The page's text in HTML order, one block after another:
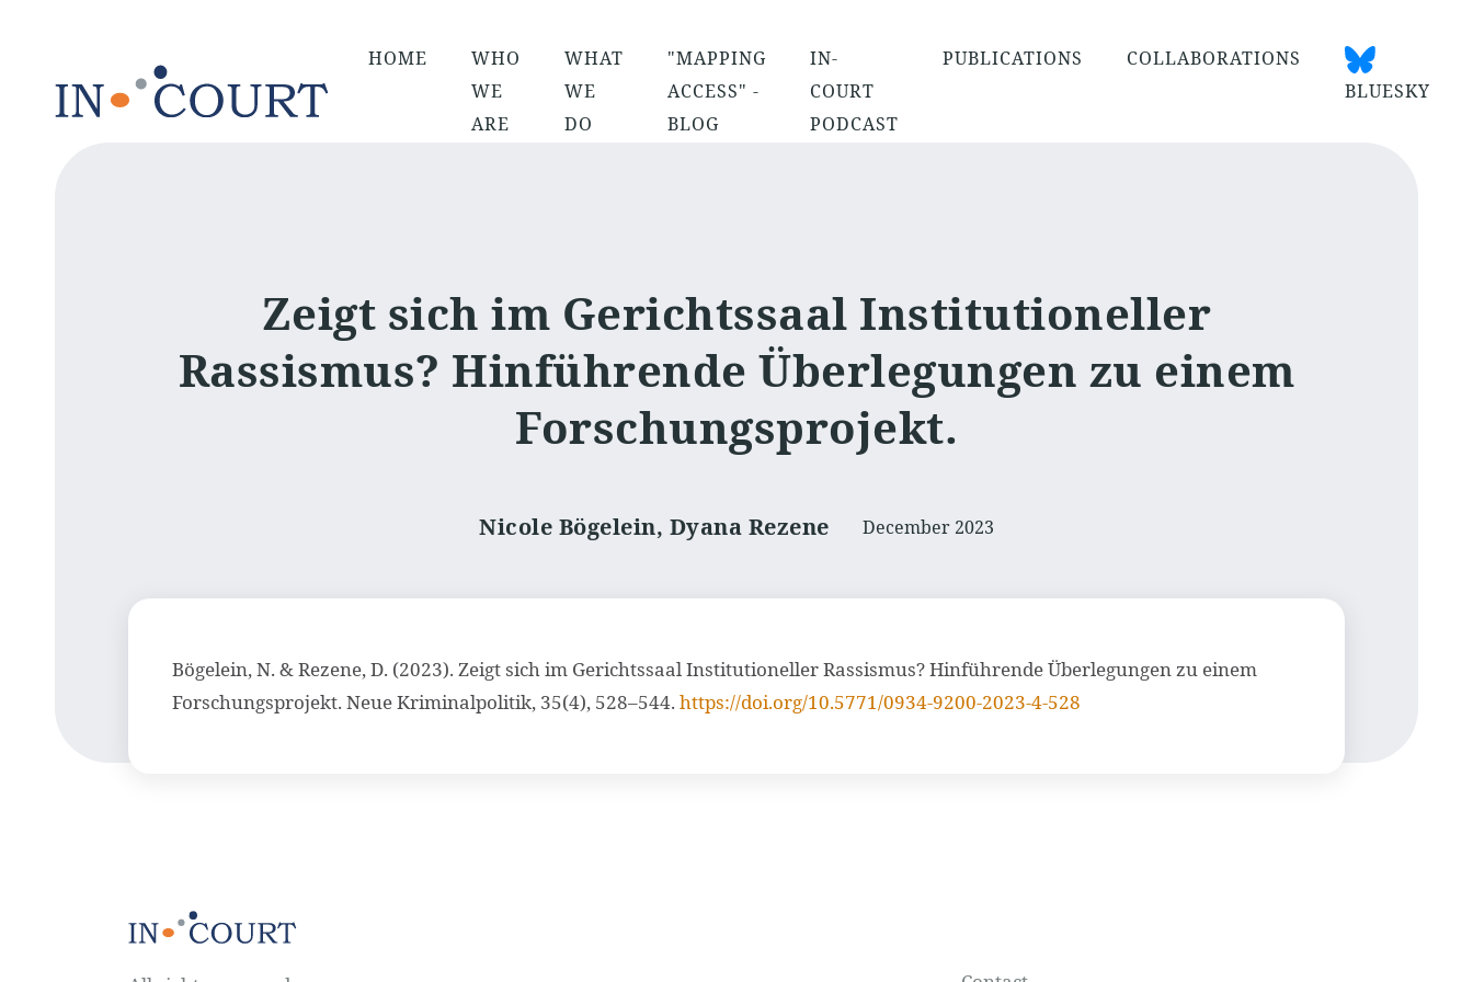
HOME
WHO
WE
ARE
WHAT
WE
DO
"MAPPING
ACCESS" -
BLOG
IN-
COURT
PODCAST
PUBLICATIONS
COLLABORATIONS
BLUESKY
Zeigt sich im Gerichtssaal Institutioneller
Rassismus? Hinführende Überlegungen zu einem
Forschungsprojekt.
Nicole Bögelein, Dyana Rezene December 2023
Bögelein, N. & Rezene, D. (2023). Zeigt sich im Gerichtssaal Institutioneller Rassismus? Hinführende Überlegungen zu einem
Forschungsprojekt. Neue Kriminalpolitik, 35(4), 528–544. https://doi.org/10.5771/0934-9200-2023-4-528